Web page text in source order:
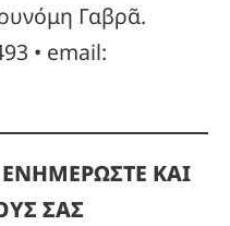
Γαβρᾶ.
• email:
ΚΑΙ
ΣΑΣ